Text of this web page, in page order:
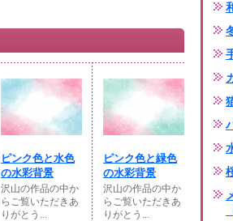
ピンク色と水色
の水彩背景
沢山の作品の中か
らご覧いただきあ
りがとう...
ピンク色と緑色
の水彩背景
沢山の作品の中か
らご覧いただきあ
りがとう...